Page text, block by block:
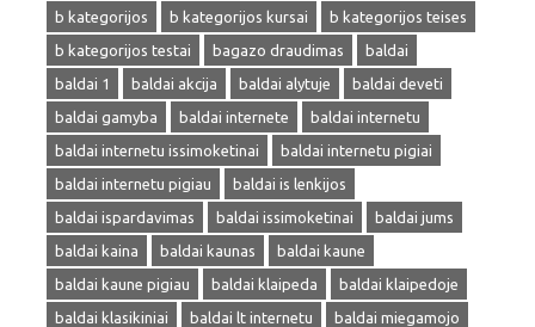
b kategorijos
b kategorijos kursai
b kategorijos teises
b kategorijos testai
bagazo draudimas
baldai
baldai 1
baldai akcija baldai alytuje
baldai deveti
baldai gamyba
baldai internete
baldai internetu
baldai internetu issimoketinai
baldai internetu pigiai
baldai internetu pigiau
baldai is lenkijos
baldai ispardavimas
baldai issimoketinai
baldai jums
baldai kaina
baldai kaunas
baldai kaune
baldai kaune pigiau
baldai klaipeda
baldai klaipedoje
baldai klasikiniai
baldai lt internetu
baldai miegamojo